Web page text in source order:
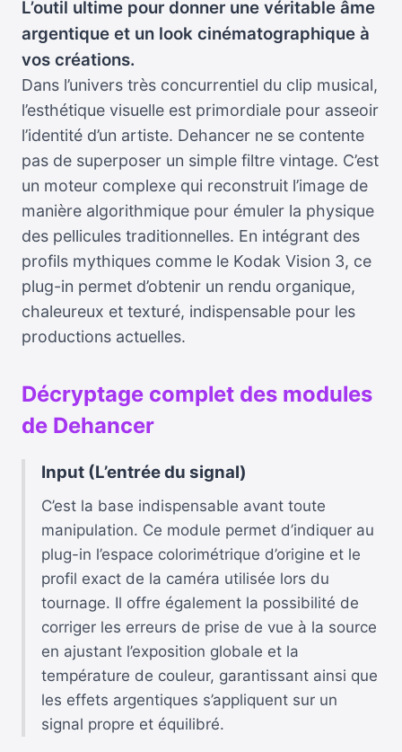
L’outil ultime pour donner une véritable âme
argentique et un look cinématographique à
vos créations.
Dans l’univers très concurrentiel du clip musical,
l’esthétique visuelle est primordiale pour asseoir
l’identité d’un artiste. Dehancer ne se contente
pas de superposer un simple filtre vintage. C’est
un moteur complexe qui reconstruit l’image de
manière algorithmique pour émuler la physique
des pellicules traditionnelles. En intégrant des
profils mythiques comme le Kodak Vision 3, ce
plug-in permet d’obtenir un rendu organique,
chaleureux et texturé, indispensable pour les
productions actuelles.
Décryptage complet des modules
de Dehancer
Input (L’entrée du signal)
C’est la base indispensable avant toute
manipulation. Ce module permet d’indiquer au
plug-in l’espace colorimétrique d’origine et le
profil exact de la caméra utilisée lors du
tournage. Il offre également la possibilité de
corriger les erreurs de prise de vue à la source
en ajustant l’exposition globale et la
température de couleur, garantissant ainsi que
les effets argentiques s’appliquent sur un
signal propre et équilibré.